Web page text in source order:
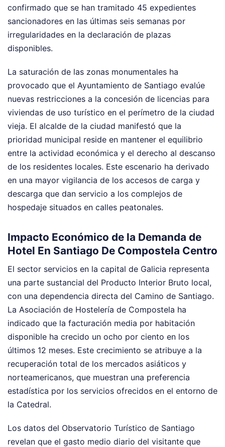
confirmado que se han tramitado 45 expedientes
sancionadores en las últimas seis semanas por
irregularidades en la declaración de plazas
disponibles.
La saturación de las zonas monumentales ha
provocado que el Ayuntamiento de Santiago evalúe
nuevas restricciones a la concesión de licencias para
viviendas de uso turístico en el perímetro de la ciudad
vieja. El alcalde de la ciudad manifestó que la
prioridad municipal reside en mantener el equilibrio
entre la actividad económica y el derecho al descanso
de los residentes locales. Este escenario ha derivado
en una mayor vigilancia de los accesos de carga y
descarga que dan servicio a los complejos de
hospedaje situados en calles peatonales.
Impacto Económico de la Demanda de
Hotel En Santiago De Compostela Centro
El sector servicios en la capital de Galicia representa
una parte sustancial del Producto Interior Bruto local,
con una dependencia directa del Camino de Santiago.
La Asociación de Hostelería de Compostela ha
indicado que la facturación media por habitación
disponible ha crecido un ocho por ciento en los
últimos 12 meses. Este crecimiento se atribuye a la
recuperación total de los mercados asiáticos y
norteamericanos, que muestran una preferencia
estadística por los servicios ofrecidos en el entorno de
la Catedral.
Los datos del Observatorio Turístico de Santiago
revelan que el gasto medio diario del visitante que